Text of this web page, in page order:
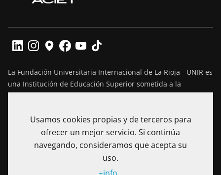
La Fundación Universitaria Internacional de La Rioja - UNIR es
una Institución de Educación Superior sometida a la
inspección y vigilancia del Ministerio de Educación Nacional
mediante Resolución No. 13130 del 7 de julio de 2017
expedida por el Ministerio de Educación Nacional.
Calle 100 No. 19-61 piso 8º, Bogotá – Colombia Teléfono: (+57)
Usamos cookies propias y de terceros para
ofrecer un mejor servicio. Si continúa
navegando, consideramos que acepta su
uso.